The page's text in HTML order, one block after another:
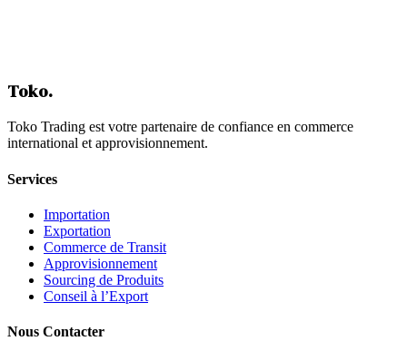
Toko.
Toko Trading est votre partenaire de confiance en commerce
international et approvisionnement.
Services
Importation
Exportation
Commerce de Transit
Approvisionnement
Sourcing de Produits
Conseil à l’Export
Nous Contacter